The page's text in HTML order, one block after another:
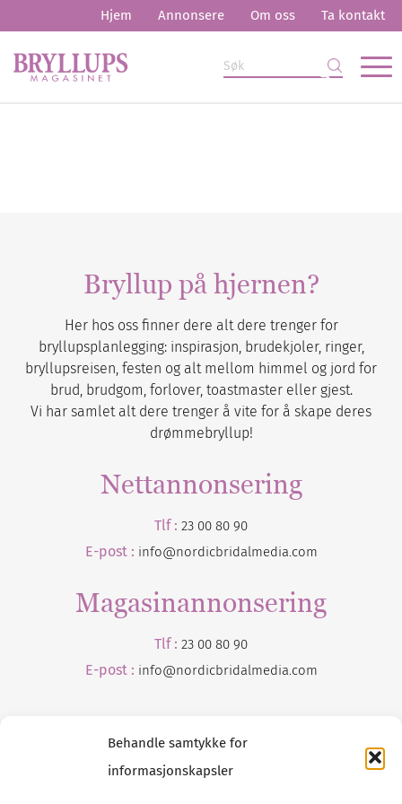
Behandle samtykke for
informasjonskapsler
Hjem Annonsere Om oss Ta kontakt
Bryllup på hjernen?
Her hos oss finner dere alt dere trenger for
bryllupsplanlegging: inspirasjon, brudekjoler, ringer,
bryllupsreisen, festen og alt mellom himmel og jord for
brud, brudgom, forlover, toastmaster eller gjest.
Vi har samlet alt dere trenger å vite for å skape deres
drømmebryllup!
Nettannonsering
Tlf : 23 00 80 90
E-post : info@nordicbridalmedia.com
Magasinannonsering
Tlf : 23 00 80 90
E-post : info@nordicbridalmedia.com